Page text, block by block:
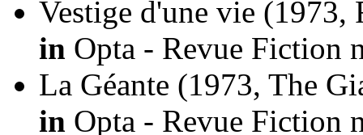
Vestige d'une vie (1973,
in Opta - Revue Fiction
La Géante (1973, The
in Opta - Revue Fiction